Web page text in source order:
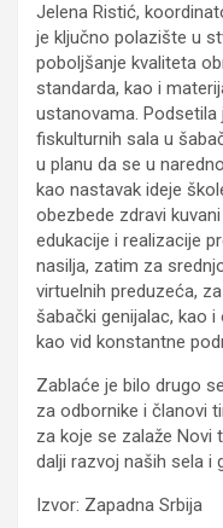
Jelena Ristić,
je ključno polazište u
poboljšanje kvaliteta
standarda, kao i
ustanovama.
fiskulturnih sala u
u planu da se u
kao nastavak ideje
obezbede zdravi
edukacije i realizacije
nasilja, zatim za
virtuelnih preduzeća,
šabački genijalac, kao
kao vid konstantne
Zablaće je bilo drugo
za odbornike i članovi
za koje se zalaže Novi
dalji razvoj naših sela i
Izvor: Zapadna Srbija